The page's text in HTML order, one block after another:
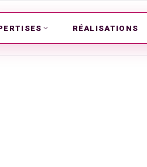
RÉALISATIONS